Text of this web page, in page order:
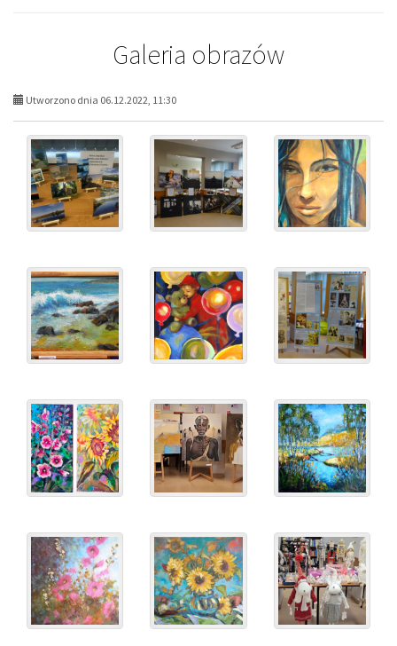
Galeria obrazów
Utworzono dnia 06.12.2022, 11:30